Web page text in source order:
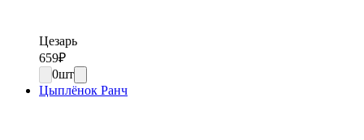
Цезарь
659₽
0шт
Цыплёнок Ранч